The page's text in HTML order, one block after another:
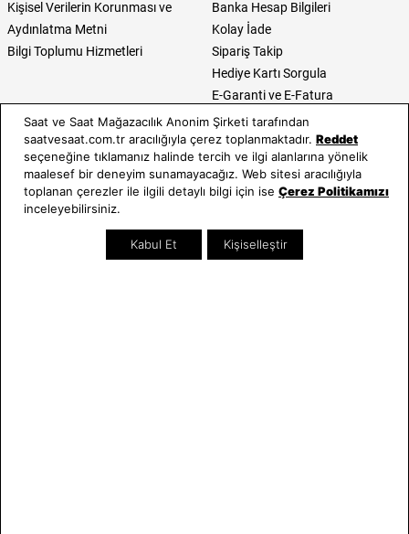
Kişisel Verilerin Korunması ve
Aydınlatma Metni
Bilgi Toplumu Hizmetleri
Banka Hesap Bilgileri
Kolay İade
Sipariş Takip
Hediye Kartı Sorgula
E-Garanti ve E-Fatura
Kullanım Kılavuzları
Saat ve Saat
Hakkımızda
Neden Saat ve Saat
Kategoriler
Erkek Saat
Tüm Ürünler
Takı & Aksesuar
Saat ve Saat Mağazacılık Anonim Şirketi tarafından
saatvesaat.com.tr aracılığıyla çerez toplanmaktadır. Reddet
seçeneğine tıklamanız halinde tercih ve ilgi alanlarına yönelik
maalesef bir deneyim sunamayacağız. Web sitesi aracılığıyla
toplanan çerezler ile ilgili detaylı bilgi için ise Çerez Politikamızı
inceleyebilirsiniz.
Kabul Et Kişiselleştir